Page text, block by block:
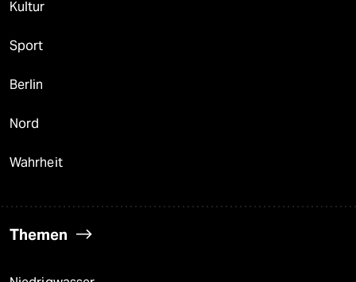
Kultur
Sport
Berlin
Nord
Wahrheit
Themen